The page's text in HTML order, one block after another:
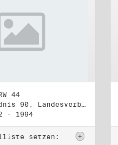
44
Titel: Bündnis 90, Landesverband Berlin (2)
- 1994
setzen: